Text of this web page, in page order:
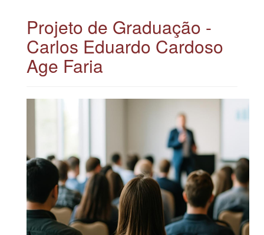
Projeto de Graduação -
Carlos Eduardo Cardoso
Age Faria